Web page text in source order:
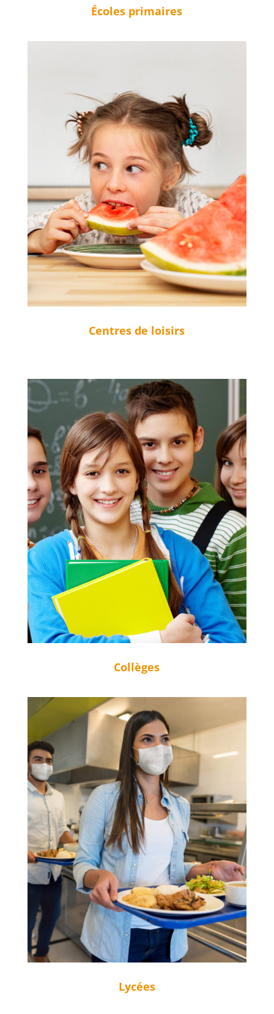
Écoles primaires
Centres de loisirs
Collèges
Lycées